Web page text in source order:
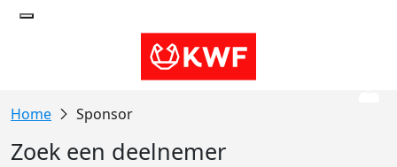
Sponsor
Zoek een deelnemer